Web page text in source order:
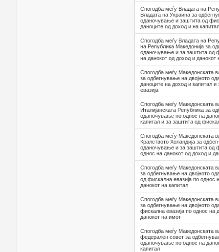
Спогодба меѓу Владата на
Владата на Украина за
оданочување и заштита од
даноците од доход и на капитал
Спогодба меѓу Владата на
на Република Македонија за
оданочување и за заштита од
на данокот од доход и данокот
Спогодба меѓу Македонската
за одбегнување на двојното
даноците на доход и капитал
евазија
Спогодба меѓу Македонската
Италијанската Република за
оданочување по однос на
капитал и за заштита од
Спогодба меѓу Македонската
Кралството Холандија за
оданочување и за заштита од
однос на данокот од доход и
Спогодба меѓу Македонската
за одбегнување на двојното
од фискална евазија по однос
данокот на капитал
Спогодба меѓу Македонската
за одбегнување на двојното
фискална евазија по однос на
данокот на имот
Спогодба меѓу Македонската
федерален совет за
оданочување по однос на
капитал